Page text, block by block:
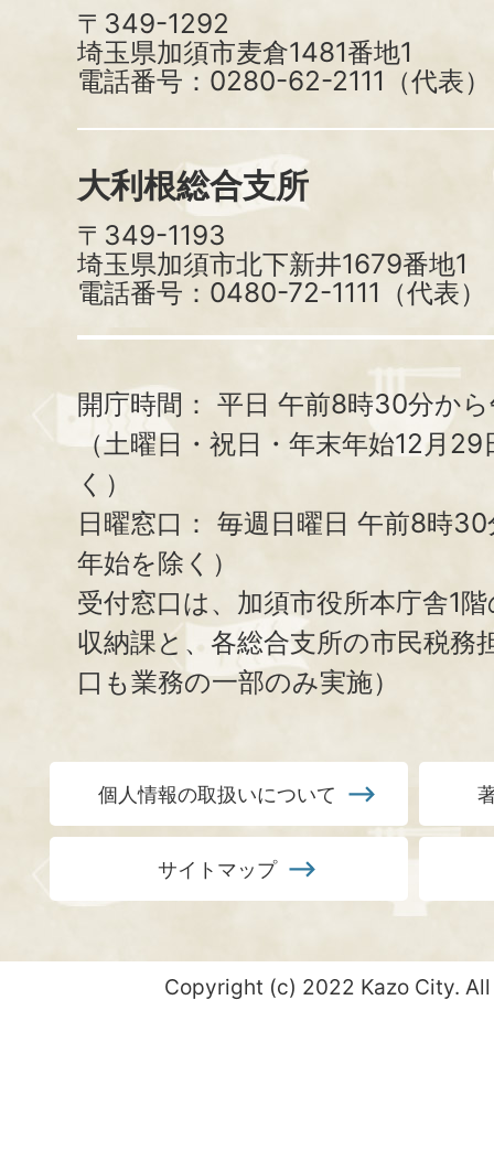
〒349-1292
埼玉県加須市麦倉1481番地1
電話番号：0280-62-2111（代表）
大利根総合支所
〒349-1193
埼玉県加須市北下新井1679番地1
電話番号：0480-72-1111（代表）
開庁時間： 平日 午前8時30分か
（土曜日・祝日・年末年始12月
く）
日曜窓口： 毎週日曜日 午前8時
年始を除く）
受付窓口は、加須市役所本庁舎1
収納課と、 各総合支所の市民税務
口も業務の一部のみ実施）
個人情報の取扱いについて
サイトマップ
Copyright (c) 2022 Kazo City.